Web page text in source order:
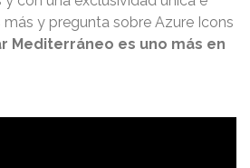
y pregunta sobre Azure Icons
Mediterráneo es uno más en